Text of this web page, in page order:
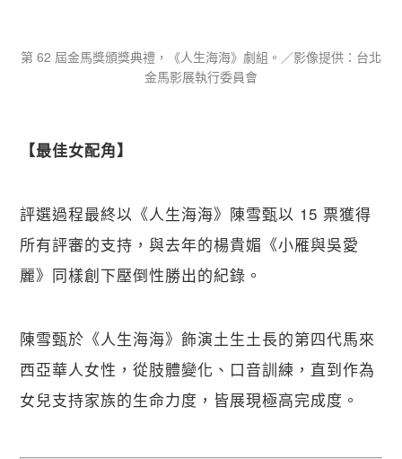
第 62 屆金馬獎頒獎典禮，《人生海海》劇組。／影像提供：台北
金馬影展執行委員會
【​最佳女配角】
評選過程最終以《人生海海》陳雪甄以 15 票獲得
所有評審的支持，與去年的楊貴媚《小雁與吳愛
麗》同樣創下壓倒性勝出的紀錄。
陳雪甄於《人生海海》飾演土生土長的第四代馬來
西亞華人女性，從肢體變化、口音訓練，直到作為
女兒支持家族的生命力度，皆展現極高完成度。